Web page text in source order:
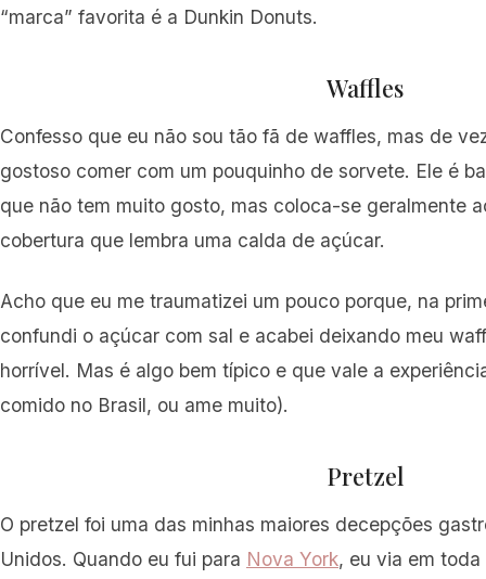
“marca” favorita é a Dunkin Donuts.
Waffles
Confesso que eu não sou tão fã de waffles, mas de
gostoso comer com um pouquinho de sorvete. Ele é
que não tem muito gosto, mas coloca-se geralmente
cobertura que lembra uma calda de açúcar.
Acho que eu me traumatizei um pouco porque, na
confundi o açúcar com sal e acabei deixando meu
horrível. Mas é algo bem típico e que vale a
comido no Brasil, ou ame muito).
Pretzel
O pretzel foi uma das minhas maiores decepções
Unidos. Quando eu fui para Nova York, eu via em